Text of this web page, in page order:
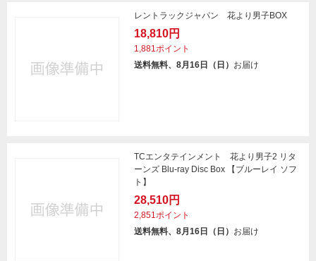
レントラックジャパン 花より男子BOX
18,810円
1,881ポイント
送料無料、8月16日（日） お届け
TCエンタテインメント 花より男子2 リタ
ーンズ Blu-ray Disc Box 【ブルーレイ ソフ
ト】
28,510円
2,851ポイント
送料無料、8月16日（日） お届け